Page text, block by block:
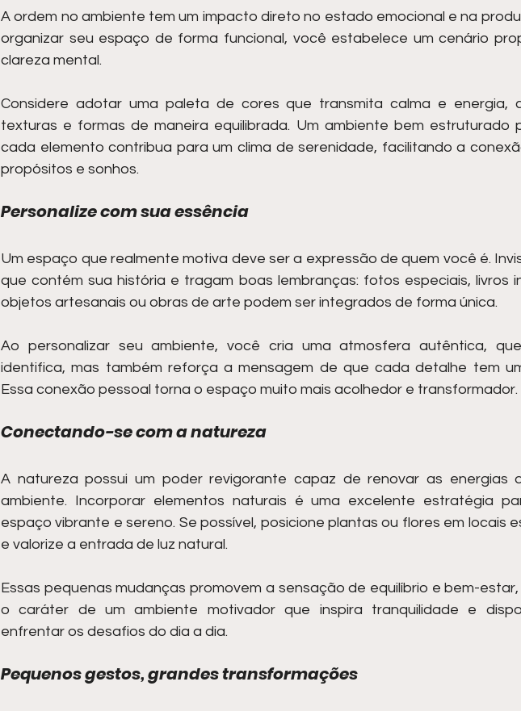
A ordem no ambiente tem um impacto direto no estado emocional e na
organizar seu espaço de forma funcional, você estabelece um cenário
clareza mental.
Considere adotar uma paleta de cores que transmita calma e energia,
texturas e formas de maneira equilibrada. Um ambiente bem estruturado
cada elemento contribua para um clima de serenidade, facilitando a
propósitos e sonhos.
Personalize com sua essência
Um espaço que realmente motiva deve ser a expressão de quem você é.
que contém sua história e tragam boas lembranças: fotos especiais, livros
objetos artesanais ou obras de arte podem ser integrados de forma única.
Ao personalizar seu ambiente, você cria uma atmosfera autêntica,
identifica, mas também reforça a mensagem de que cada detalhe tem
Essa conexão pessoal torna o espaço muito mais acolhedor e transformador.
Conectando-se com a natureza
A natureza possui um poder revigorante capaz de renovar as energias
ambiente. Incorporar elementos naturais é uma excelente estratégia
espaço vibrante e sereno. Se possível, posicione plantas ou flores em locais
e valorize a entrada de luz natural.
Essas pequenas mudanças promovem a sensação de equilíbrio e bem-
o caráter de um ambiente motivador que inspira tranquilidade e
enfrentar os desafios do dia a dia.
Pequenos gestos, grandes transformações